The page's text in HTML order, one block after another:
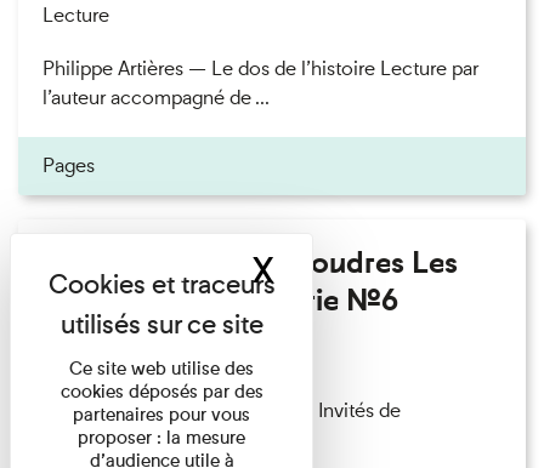
Lecture
Philippe Artières — Le dos de l’histoire Lecture par
l’auteur accompagné de ...
Pages
Fanny Taillandier - Foudres Les
Invités de l’Imprimerie n°6
Lecture
Fanny Taillandier – Foudres Les Invités de
l’Imprimerie n°6 Lecture ...
Ce site web utilise des
cookies déposés par des
partenaires pour vous
proposer : la mesure
d’audience utile à
XMasquer le